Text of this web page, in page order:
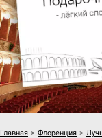
Главная > Флоренция >